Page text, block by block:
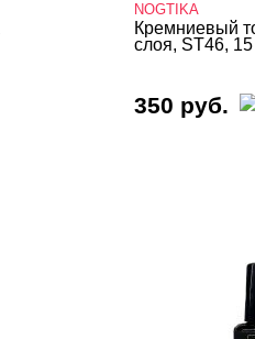
NOGTIKA
Кремниевый
слоя, ST46,
350 руб.